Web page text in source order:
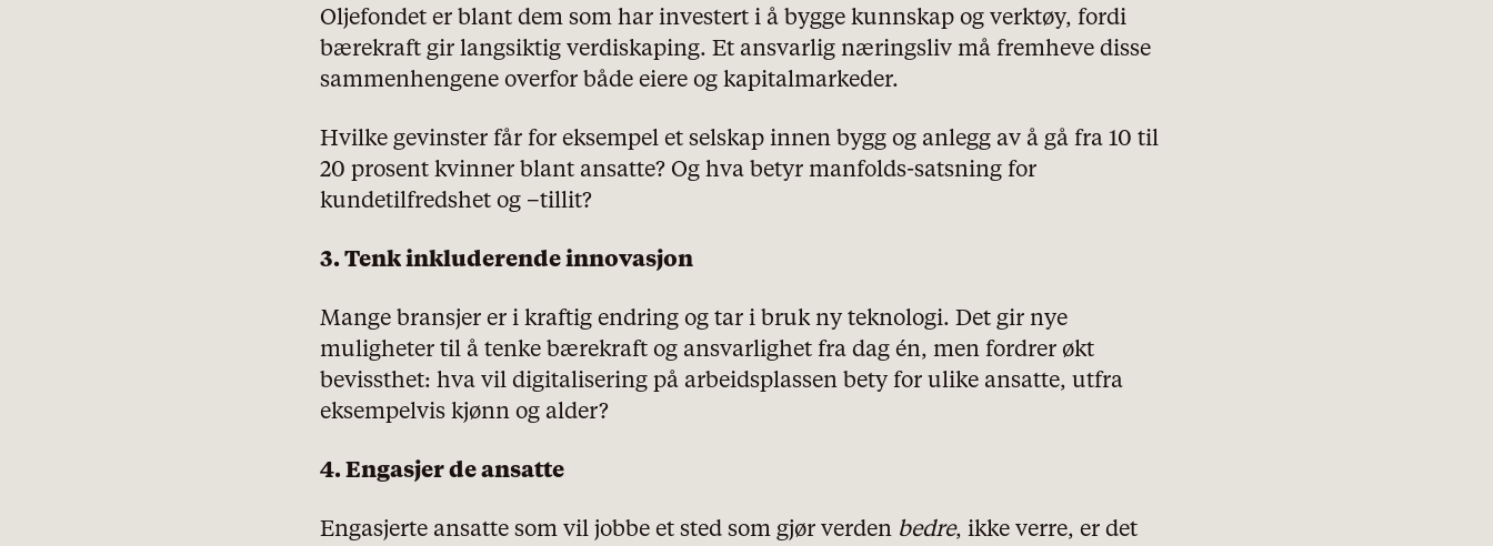
personvernserklæring/cookie
policy
Nødvendige
Oljefondet er blant dem som har investert i å bygge kunnskap og verktøy, fordi
bærekraft gir langsiktig verdiskaping. Et ansvarlig næringsliv må fremheve disse
sammenhengene overfor både eiere og kapitalmarkeder.
Hvilke gevinster får for eksempel et selskap innen bygg og anlegg av å gå fra 10 til
20 prosent kvinner blant ansatte? Og hva betyr manfolds-satsning for
kundetilfredshet og –tillit?
3. Tenk inkluderende innovasjon
Mange bransjer er i kraftig endring og tar i bruk ny teknologi. Det gir nye
muligheter til å tenke bærekraft og ansvarlighet fra dag én, men fordrer økt
bevissthet: hva vil digitalisering på arbeidsplassen bety for ulike ansatte, utfra
eksempelvis kjønn og alder?
4. Engasjer de ansatte
Engasjerte ansatte som vil jobbe et sted som gjør verden bedre, ikke verre, er det